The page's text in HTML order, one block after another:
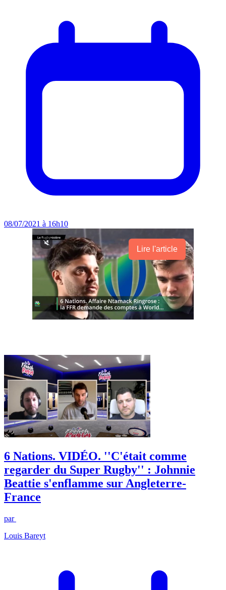
08/07/2021 à 16h10
Lire l'article
6 Nations. VIDÉO. ''C'était comme
regarder du Super Rugby'' : Johnnie
Beattie s'enflamme sur Angleterre-
France
par
Louis Bareyt